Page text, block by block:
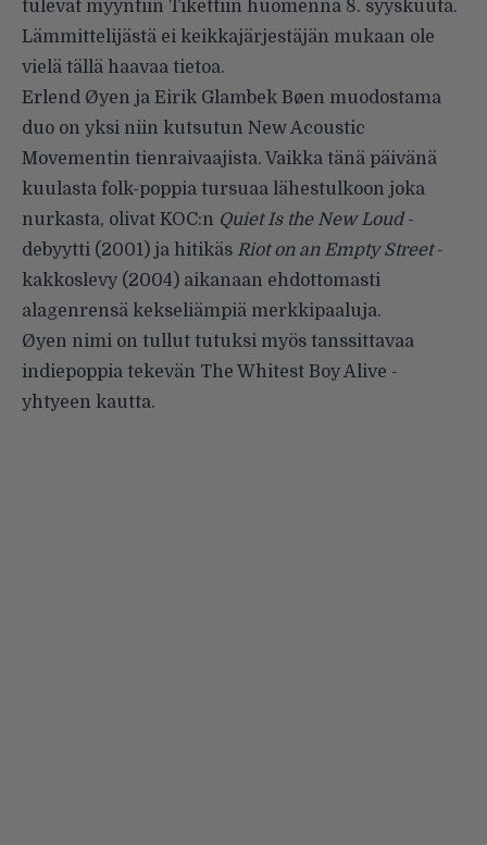
tulevat myyntiin Tikettiin huomenna 8. syyskuuta.
Lämmittelijästä ei keikkajärjestäjän mukaan ole
vielä tällä haavaa tietoa.
Erlend Øyen ja Eirik Glambek Bøen muodostama
duo on yksi niin kutsutun New Acoustic
Movementin tienraivaajista. Vaikka tänä päivänä
kuulasta folk-poppia tursuaa lähestulkoon joka
nurkasta, olivat KOC:n Quiet Is the New Loud-
debyytti (2001) ja hitikäs Riot on an Empty Street-
kakkoslevy (2004) aikanaan ehdottomasti
alagenrensä kekseliämpiä merkkipaaluja.
Øyen nimi on tullut tutuksi myös tanssittavaa
indiepoppia tekevän The Whitest Boy Alive -
yhtyeen kautta.